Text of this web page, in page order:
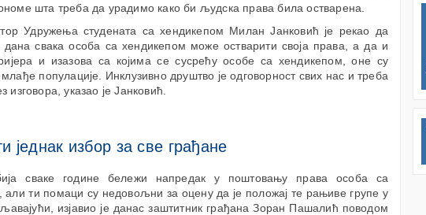
шта треба да урадимо како би људска права била остварена.
Удружења студената са хендикепом Милан Јанковић је рекао да
дана свака особа са хендикепом може остварити своја права, а да и
и изазова са којима се сусрећу особе са хендикепом, оне су
популације. Инклузивно друштво је одговорност свих нас и треба
изговора, указао је Јанковић.
једнак избор за све грађане
сваке године бележи напредак у поштовању права особа са
али ти помаци су недовољни за оцену да је положај те рањиве групе у
изјавио је данас заштитник грађана Зоран Пашалић поводом